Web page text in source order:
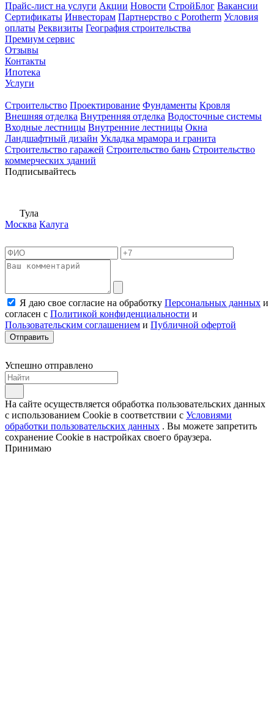
Прайс-лист на услуги Акции Новости СтройБлог Вакансии
Сертификаты Инвесторам Партнерство с Porotherm Условия
оплаты Реквизиты География строительства
Премиум сервис
Отзывы
Контакты
Ипотека
Услуги
Строительство Проектирование Фундаменты Кровля
Внешняя отделка Внутренняя отделка Водосточные системы
Входные лестницы Внутренние лестницы Окна
Ландшафтный дизайн Укладка мрамора и гранита
Строительство гаражей Строительство бань Строительство
коммерческих зданий
Подписывайтесь
Тула
Москва Калуга
Я даю свое согласие на обработку Персональных данных и
согласен с Политикой конфиденциальности и
Пользовательским соглашением и Публичной офертой
Отправить
Успешно отправлено
На сайте осуществляется обработка пользовательских данных
с использованием Cookie в соответствии с Условиями
обработки пользовательских данных . Вы можете запретить
сохранение Cookie в настройках своего браузера.
Принимаю